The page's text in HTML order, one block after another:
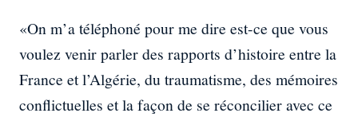
«On m’a téléphoné pour me dire est-ce que vous
voulez venir parler des rapports d’histoire entre la
France et l’Algérie, du traumatisme, des mémoires
conflictuelles et la façon de se réconcilier avec ce